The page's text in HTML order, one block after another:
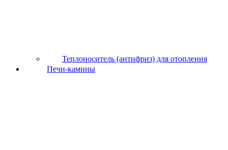
Теплоноситель (антифриз) для отопления
Печи-камины